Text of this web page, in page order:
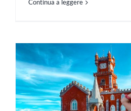
Continua a leggere